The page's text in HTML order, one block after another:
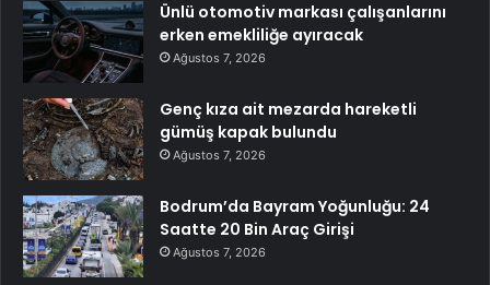
Ünlü otomotiv markası çalışanlarını
erken emekliliğe ayıracak
Ağustos 7, 2026
Genç kıza ait mezarda hareketli
gümüş kapak bulundu
Ağustos 7, 2026
Bodrum’da Bayram Yoğunluğu: 24
Saatte 20 Bin Araç Girişi
Ağustos 7, 2026